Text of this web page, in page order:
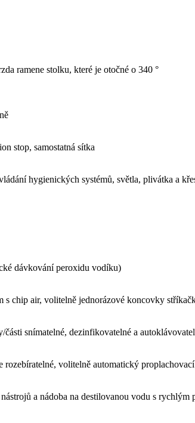
ramene stolku, které je otočné o 340 °
stop, samostatná sítka
hygienických systémů, světla, plivátka a
dávkování peroxidu vodíku)
s chip air, volitelně jednorázové koncovky
části snímatelné, dezinfikovatelné a
rozebíratelné, volitelně automatický
a nádoba na destilovanou vodu s rychlým